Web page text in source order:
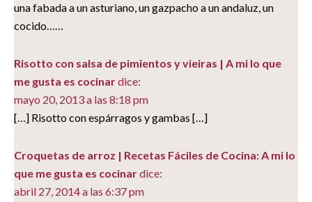
una fabada a un asturiano, un gazpacho a un andaluz, un
cocido……
Risotto con salsa de pimientos y vieiras | A mi lo que
me gusta es cocinardice:
mayo 20, 2013 a las 8:18 pm
[…] Risotto con espárragos y gambas […]
Croquetas de arroz | Recetas Fáciles de Cocina: A mi lo
que me gusta es cocinardice:
abril 27, 2014 a las 6:37 pm